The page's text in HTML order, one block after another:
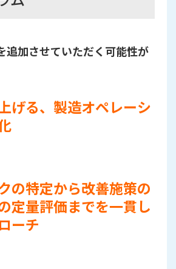
追加させていただく可能性が
げる、製造オペレーシ
の特定から改善施策の
定量評価までを一貫し
ーチ